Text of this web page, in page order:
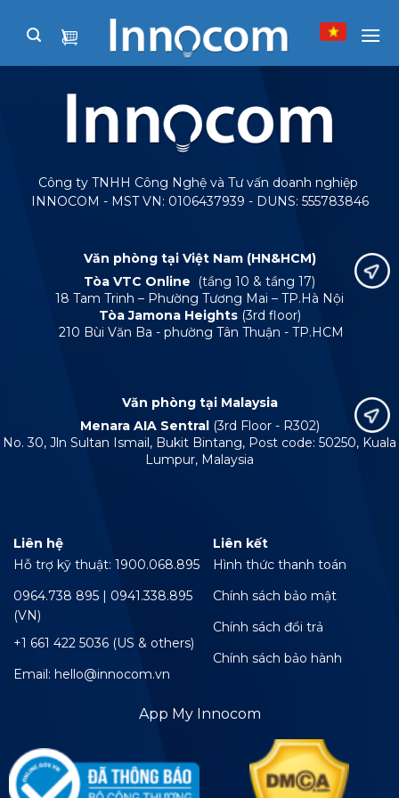
Công ty TNHH Công Nghệ và Tư vấn doanh nghiệp
INNOCOM - MST VN: 0106437939 - DUNS: 555783846
Văn phòng tại Việt Nam (HN&HCM)
Tòa VTC Online
(tầng 10 & tầng 17)
18 Tam Trinh – Phường Tương Mai – TP.Hà Nội
Tòa Jamona Heights (3rd floor)
210 Bùi Văn Ba - phường Tân Thuận - TP.HCM
Văn phòng tại Malaysia
Menara AIA Sentral (3rd Floor - R302)
No. 30, Jln Sultan Ismail, Bukit Bintang, Post code: 50250, Kuala
Lumpur, Malaysia
Liên hệ
Hỗ trợ kỹ thuật: 1900.068.895
0964.738 895 | 0941.338.895
(VN)
+1 661 422 5036 (US & others)
Email: hello@innocom.vn
Liên kết
Hình thức thanh toán
Chính sách bảo mật
Chính sách đổi trả
Chính sách bảo hành
App My Innocom